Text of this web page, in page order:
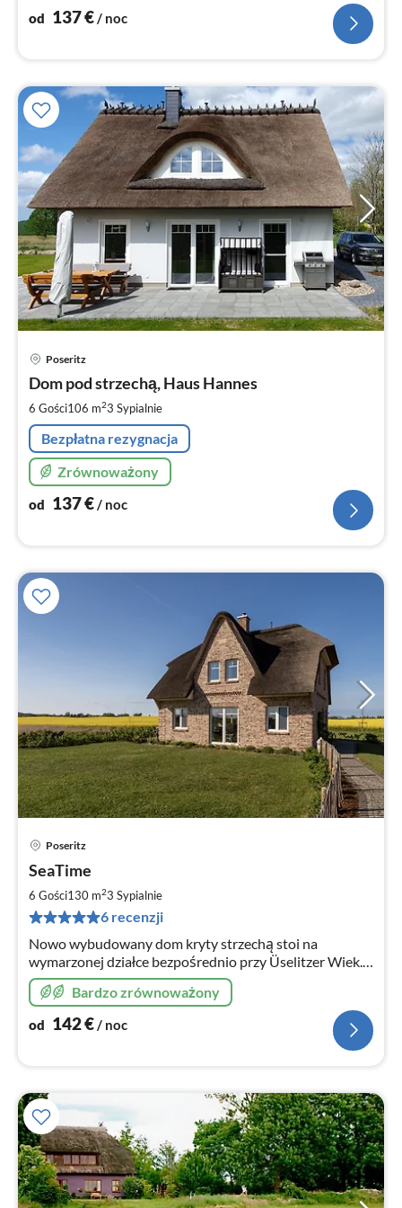
od 137€/ noc
Poseritz
Dom pod strzechą, Haus Hannes
6 Gości106 m23 Sypialnie
Bezpłatna rezygnacja
Zrównoważony
od 137€/ noc
Poseritz
SeaTime
6 Gości130 m23 Sypialnie
6 recenzji
Nowo wybudowany dom kryty strzechą stoi na
wymarzonej działce bezpośrednio przy Üselitzer Wiek.
Zarezerwuj sobie miejsce w pierwszym rzędzie do
przyrody.Bardzo zrównoważony
od 142€/ noc